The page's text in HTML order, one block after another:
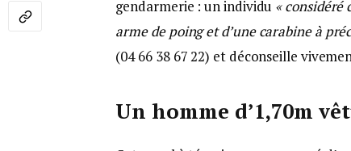
gendarmerie : un individu « considéré
arme de poing et d’une carabine à
(04 66 38 67 22) et déconseille
Un homme d’1,70m